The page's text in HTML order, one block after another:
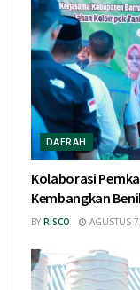
DAERAH
Kolaborasi
Kembangkan
BY RISCO AGUSTUS